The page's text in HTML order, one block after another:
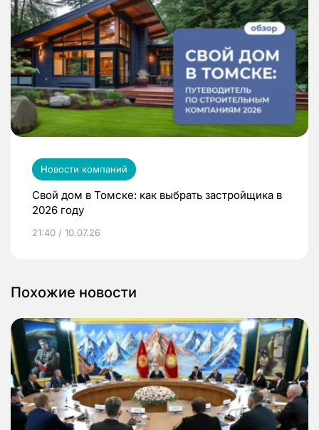
Новости компаний
Свой дом в Томске: как выбрать застройщика в
2026 году
21:40 / 10.07.26
Похожие новости